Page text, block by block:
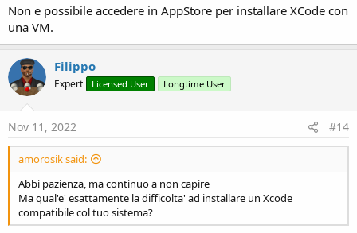
Non e possibile accedere in AppStore per installare XCode con
una VM.
Filippo
Expert Licensed User Longtime User
Nov 11, 2022 #14
amorosik said:
Abbi pazienza, ma continuo a non capire
Ma qual'e' esattamente la difficolta' ad installare un Xcode
compatibile col tuo sistema?